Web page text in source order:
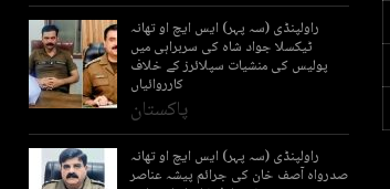
راولپنڈی (سہ پہر) ایس ایچ او تھانہ
ٹیکسلا جواد شاہ کی سربراہی میں
پولیس کی منشیات سپلائرز کے خلاف
کارروائیاں
پاکستان
راولپنڈی (سہ پہر) ایس ایچ او تھانہ
صدرواہ آصف خان کی جرائم پیشہ عناصر